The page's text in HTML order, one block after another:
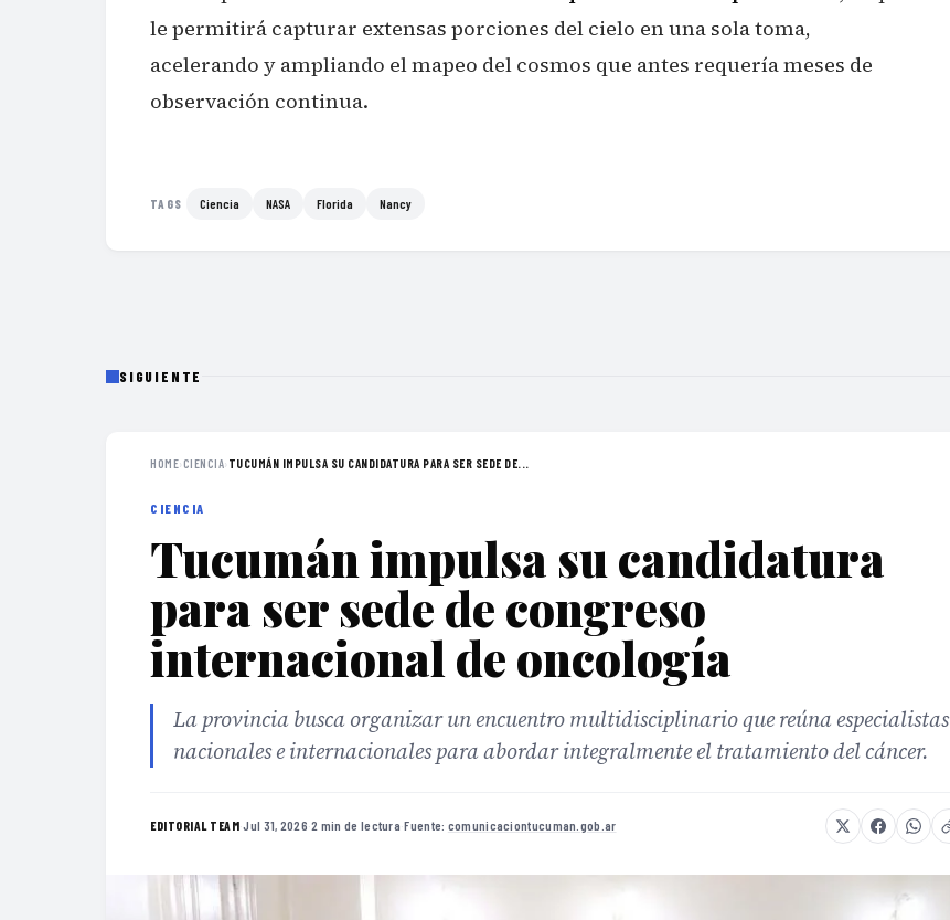
le permitirá capturar extensas porciones del cielo en una sola toma,
acelerando y ampliando el mapeo del cosmos que antes requería meses de
observación continua.
TAGS Ciencia NASA Florida Nancy
SIGUIENTE
HOME›CIENCIA› TUCUMÁN IMPULSA SU CANDIDATURA PARA SER SEDE DE...
CIENCIA
Tucumán impulsa su candidatura
para ser sede de congreso
internacional de oncología
La provincia busca organizar un encuentro multidisciplinario que reúna especialistas
nacionales e internacionales para abordar integralmente el tratamiento del cáncer.
EDITORIAL TEAM·Jul 31, 2026·2 min de lectura·Fuente: comunicaciontucuman.gob.ar